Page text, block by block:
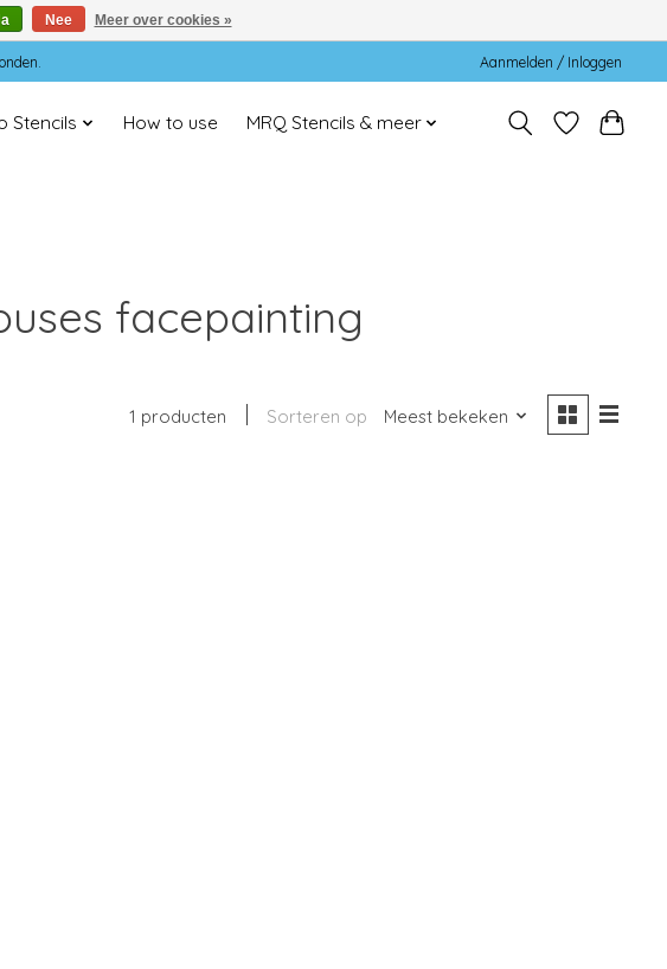
Aanmelden / Inloggen
Stencils How to use MRQ Stencils & meer
facepainting
1 producten Sorteren op Meest bekeken
Nee Meer over cookies »